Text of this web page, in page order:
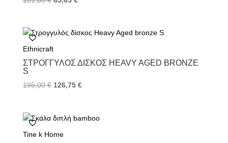
Ethnicraft
ΣΤΡΟΓΓΥΛΌΣ ΔΊΣΚΟΣ HEAVY AGED BRONZE
S
195,00€ 126,75 €
Tine k Home